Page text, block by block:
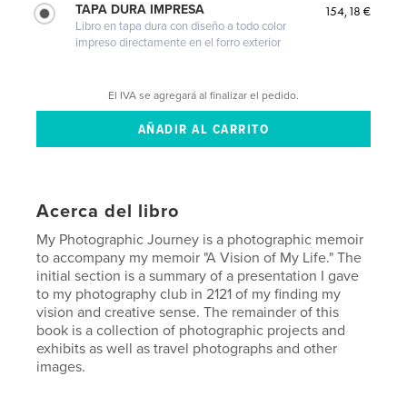
TAPA DURA IMPRESA
Libro en tapa dura con diseño a todo color
impreso directamente en el forro exterior
154,18 €
El IVA se agregará al finalizar el pedido.
Acerca del libro
My Photographic Journey is a photographic memoir
to accompany my memoir "A Vision of My Life." The
initial section is a summary of a presentation I gave
to my photography club in 2121 of my finding my
vision and creative sense. The remainder of this
book is a collection of photographic projects and
exhibits as well as travel photographs and other
images.